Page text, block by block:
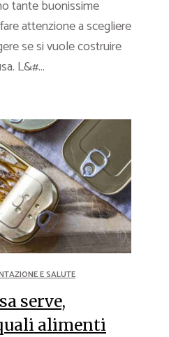
tante buonissime
attenzione a scegliere
se si vuole costruire
L&#...
E SALUTE
serve,
alimenti